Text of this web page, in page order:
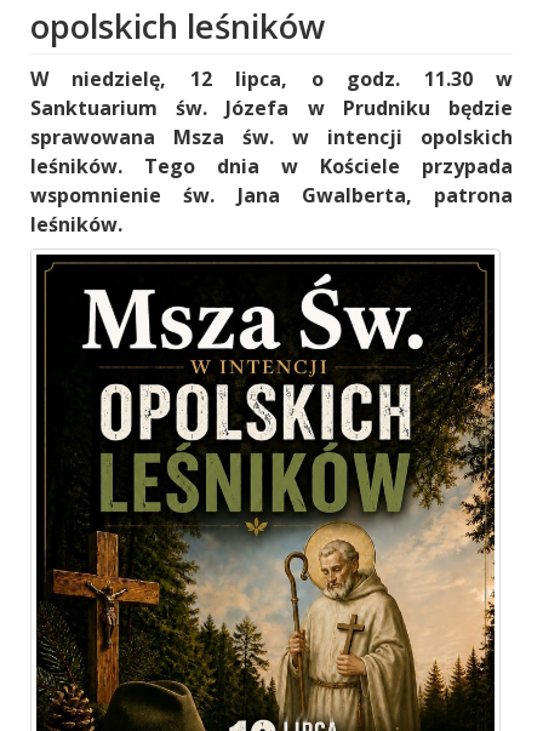
opolskich leśników
W niedzielę, 12 lipca, o godz. 11.30 w
Sanktuarium św. Józefa w Prudniku będzie
sprawowana Msza św. w intencji opolskich
leśników. Tego dnia w Kościele przypada
wspomnienie św. Jana Gwalberta, patrona
leśników.